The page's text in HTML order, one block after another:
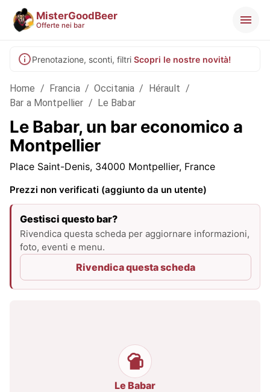
MisterGoodBeer
Offerte nei bar
Prenotazione, sconti, filtri Scopri le nostre novità!
Home / Francia / Occitania / Hérault /
Bar a Montpellier / Le Babar
Le Babar, un bar economico a
Montpellier
Place Saint-Denis, 34000 Montpellier, France
Prezzi non verificati (aggiunto da un utente)
Gestisci questo bar?
Rivendica questa scheda per aggiornare informazioni,
foto, eventi e menu.
Rivendica questa scheda
Le Babar